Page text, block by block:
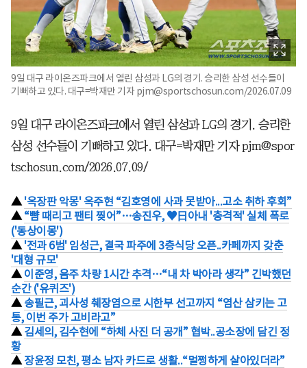
9일 대구 라이온즈파크에서 열린 삼성과 LG의 경기. 승리한 삼성 선수들이
기뻐하고 있다. 대구=박재만 기자 pjm@sportschosun.com/2026.07.09
9일 대구 라이온즈파크에서 열린 삼성과 LG의 경기. 승리한
삼성 선수들이 기뻐하고 있다. 대구=박재만 기자 pjm@spor
tschosun.com/2026.07.09/
▲ '옥장판 악몽' 옥주현 “김호영에 사과 못받아...고소 취하 후회”
▲ “뺨 때리고 팬티 찢어”…송진우, ♥日아내 '충격적' 실체 폭로
('동상이몽')
▲ '전과 6범' 임성근, 결국 파주에 3층식당 오픈..카페까지 갖춘
'대형 규모'
▲ 이준영, 음주 차량 1시간 추격…“내 차 박아라 생각” 긴박했던
순간 ('유퀴즈')
▲ 송필근, 괴사성 췌장염으로 시한부 선고까지 “염산 삼키는 고
통, 이번 주가 고비라고”
▲ 김세의, 김수현에 “하체 사진 더 공개” 협박..공소장에 담긴 정
황
▲ 장윤정 모친, 평소 남자 카드로 생활..“멀쩡하게 살아있더라”